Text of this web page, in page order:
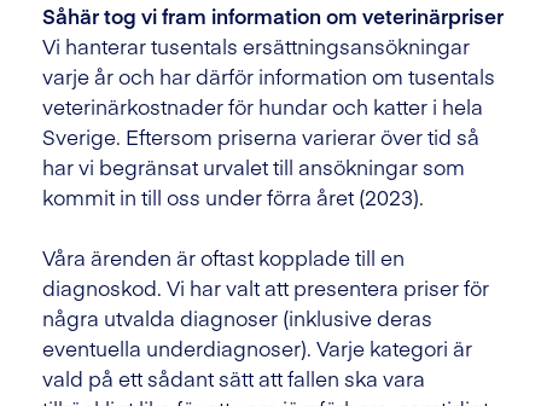
Såhär tog vi fram information om veterinärpriser
Vi hanterar tusentals ersättningsansökningar
varje år och har därför information om tusentals
veterinärkostnader för hundar och katter i hela
Sverige. Eftersom priserna varierar över tid så
har vi begränsat urvalet till ansökningar som
kommit in till oss under förra året (2023).
Våra ärenden är oftast kopplade till en
diagnoskod. Vi har valt att presentera priser för
några utvalda diagnoser (inklusive deras
eventuella underdiagnoser). Varje kategori är
vald på ett sådant sätt att fallen ska vara